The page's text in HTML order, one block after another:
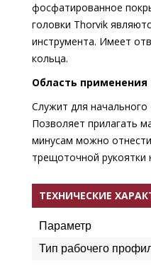
фосфатированное
головки Thorvik
инструмента. Имеет
кольца.
Область применения
Служит для
Позволяет прилагать
минусам можно
трещоточной рукоятки
ТЕХНИЧЕСКИЕ
Параметр
Тип рабочего